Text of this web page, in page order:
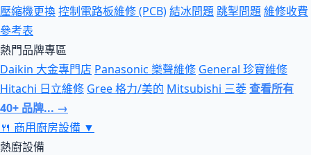
壓縮機更換控制電路板維修 (PCB)結冰問題跳掣問題維修收費
參考表
熱門品牌專區
Daikin 大金專門店 Panasonic 樂聲維修 General 珍寶維修
Hitachi 日立維修 Gree 格力/美的 Mitsubishi 三菱查看所有
40+ 品牌... →
🍴 商用廚房設備 ▼
熱廚設備